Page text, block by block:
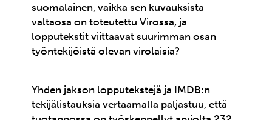
suomalainen, vaikka sen kuvauksista
valtaosa on toteutettu Virossa, ja
lopputekstit viittaavat suurimman osan
työntekijöistä olevan virolaisia?
Yhden jakson lopputekstejä ja IMDB:n
tekijälistauksia vertaamalla paljastuu, että